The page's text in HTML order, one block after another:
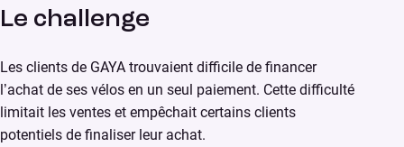
Le challenge
Les clients de GAYA trouvaient difficile de financer
l’achat de ses vélos en un seul paiement. Cette difficulté
limitait les ventes et empêchait certains clients
potentiels de finaliser leur achat.